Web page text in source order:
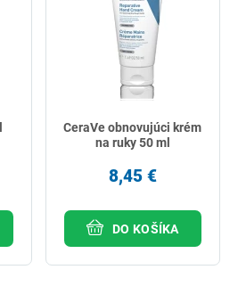
CeraVe obnovujúci krém
na ruky 50 ml
8,45 €
DO KOŠÍKA